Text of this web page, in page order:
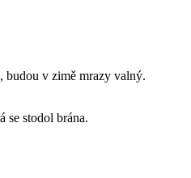
budou v zimě mrazy valný.
se stodol brána.